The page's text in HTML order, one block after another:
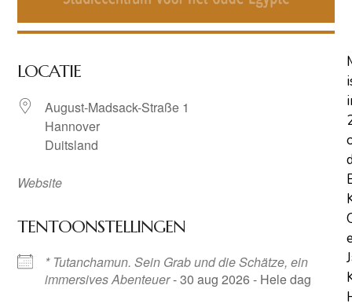
LOCATIE
August-Madsack-Straße 1
Hannover
Duitsland
Website
TENTOONSTELLINGEN
* Tutanchamun. Sein Grab und die Schätze, ein
immersives Abenteuer- 30 aug 2026 - Hele dag